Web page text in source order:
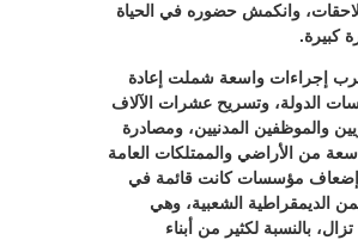
وانكمش حضوره في الحياة
كبيرة.
إجراءات واسعة شملت إعادة
الدولة، وتسريح عشرات الآلاف
والموظفين المدنيين، ومصادرة
من الأراضي والممتلكات العامة
مؤسسات كانت قائمة في
الديمقراطية الشعبية، وهي
بالنسبة لكثير من أبناء